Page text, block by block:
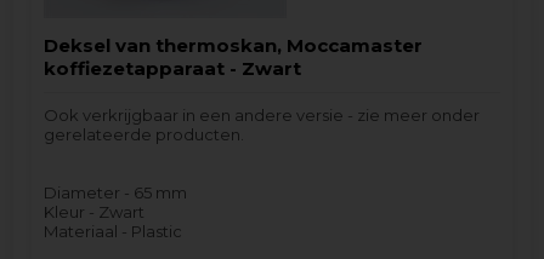
Deksel van thermoskan, Moccamaster
koffiezetapparaat - Zwart
Ook verkrijgbaar in een andere versie - zie meer onder
gerelateerde producten.
Diameter - 65 mm
Kleur - Zwart
Materiaal - Plastic